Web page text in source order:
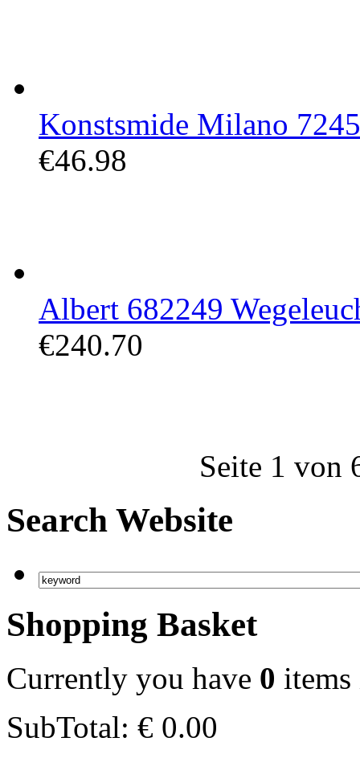
Konstsmide Milano
€46.98
Albert 682249
€240.70
Seite 1 von
Search Website
Shopping Basket
Currently you have 0
SubTotal: € 0.00